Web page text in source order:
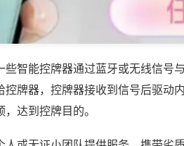
些智能控牌器通过蓝牙或无线信号
牌器，控牌器接收到信号后驱动
达到控牌目的。